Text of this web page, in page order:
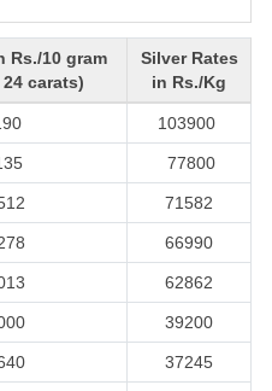
Rs./10 gram
carats)
Silver Rates
in Rs./Kg
103900
77800
71582
66990
62862
39200
37245